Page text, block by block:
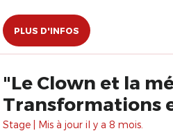
PLUS D'INFOS
"Le Clown et la
Transformations
Stage | Mis à jour il y a 8 mois.